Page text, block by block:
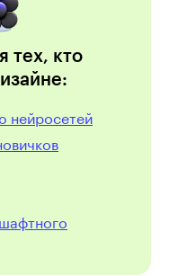
тех, кто
нейросетей